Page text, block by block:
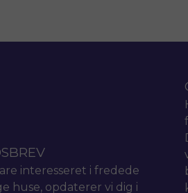
interesseret i fredede
huse, opdaterer vi dig i